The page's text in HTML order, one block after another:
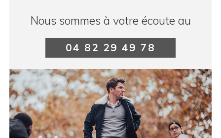
Nous sommes à votre écoute au
04 82 29 49 78